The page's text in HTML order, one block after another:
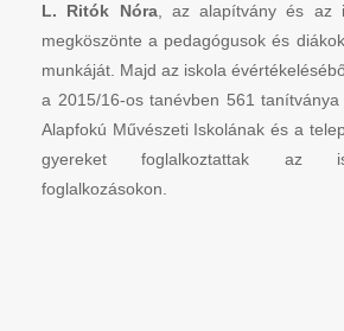
L. Ritók Nóra, az alapítvány és az
megköszönte a pedagógusok és
munkáját. Majd az iskola
a 2015/16-os tanévben 561
Alapfokú Művészeti Iskolának és a
gyereket foglalkoztattak az
foglalkozásokon.